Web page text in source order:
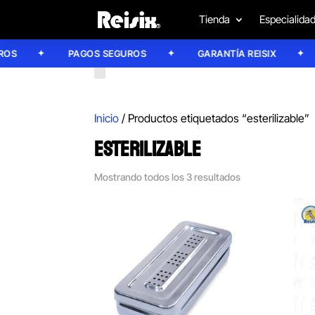
Tienda
PAGOS SEGUROS GARANTÍA REISIX
Inicio / Productos etiquetados “esterilizable”
ESTERILIZABLE
Mostrando todos los 3 resultados